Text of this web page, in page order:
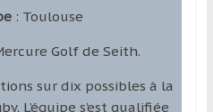
: Toulouse
Golf de Seith.
sur dix possibles à la
L’équipe s’est qualifiée